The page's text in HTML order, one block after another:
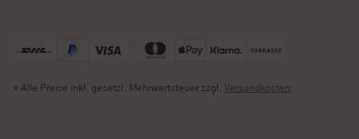
* Alle Preise inkl. gesetzl. Mehrwertsteuer zzgl. Versandkosten